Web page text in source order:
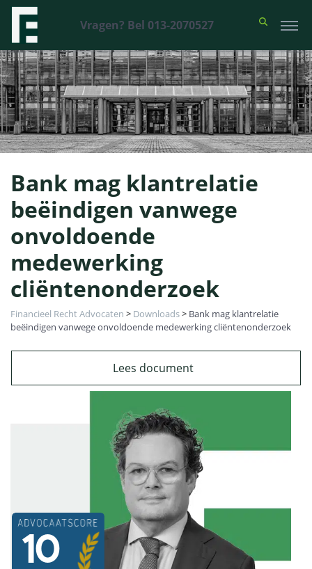
Vragen? Bel 013-2070527
Bank mag klantrelatie
beëindigen vanwege
onvoldoende
medewerking
cliëntenonderzoek
Financieel Recht Advocaten > Downloads> Bank mag klantrelatie
beëindigen vanwege onvoldoende medewerking cliëntenonderzoek
Lees document